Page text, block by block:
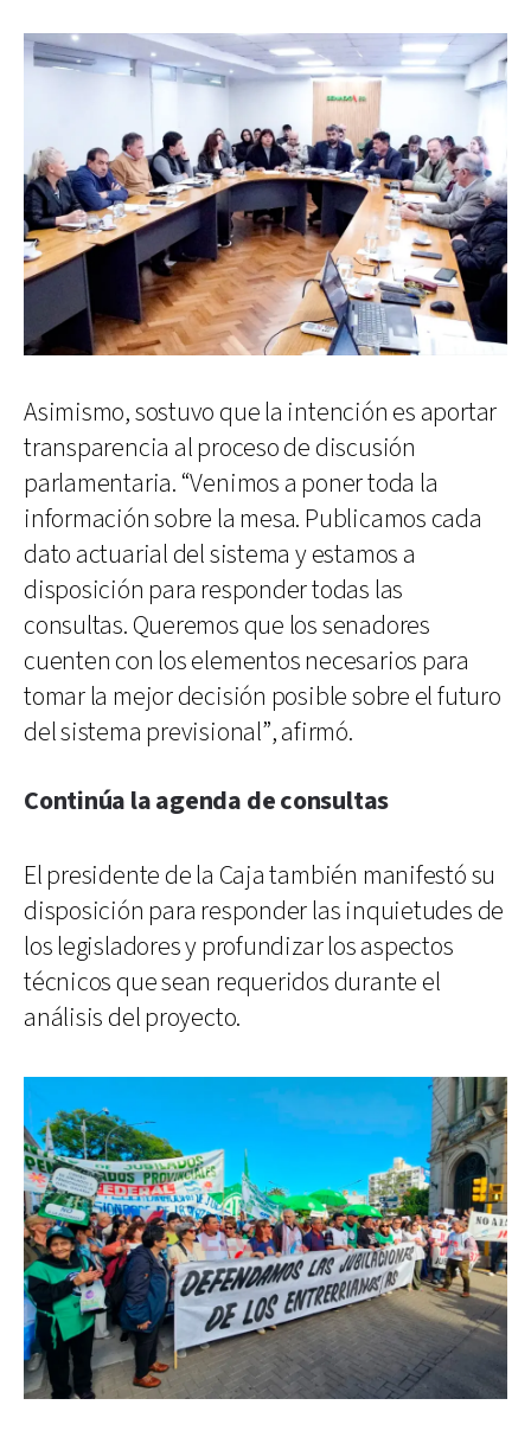
Asimismo, sostuvo que la intención es aportar
transparencia al proceso de discusión
parlamentaria. “Venimos a poner toda la
información sobre la mesa. Publicamos cada
dato actuarial del sistema y estamos a
disposición para responder todas las
consultas. Queremos que los senadores
cuenten con los elementos necesarios para
tomar la mejor decisión posible sobre el futuro
del sistema previsional”, afirmó.
Continúa la agenda de consultas
El presidente de la Caja también manifestó su
disposición para responder las inquietudes de
los legisladores y profundizar los aspectos
técnicos que sean requeridos durante el
análisis del proyecto.